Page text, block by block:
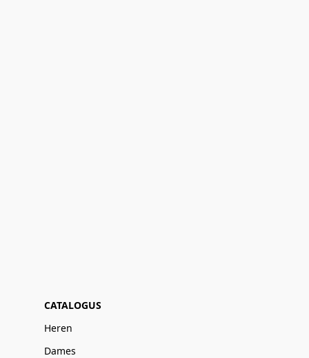
CATALOGUS
Heren
Dames